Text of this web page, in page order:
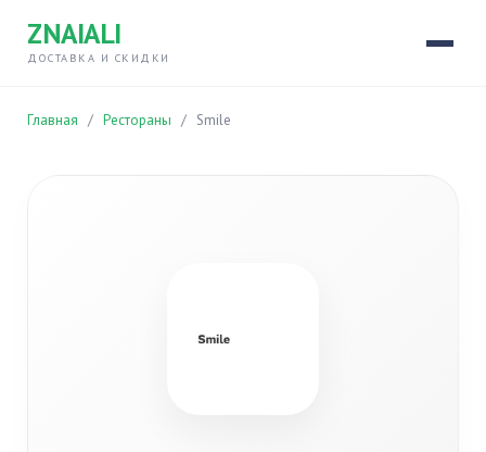
ZNAIALI
ДОСТАВКА И СКИДКИ
Главная / Рестораны / Smile